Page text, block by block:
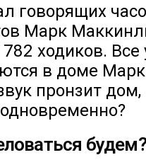
говорящих
Марк
ходиков. Все
в доме
пронзит
будем?